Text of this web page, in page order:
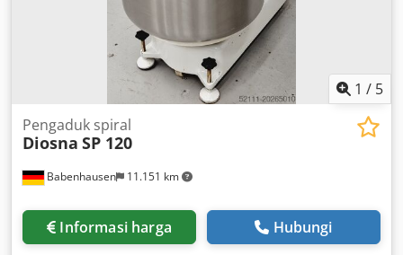
1 / 5
Babenhausen 11.151 km
Pengaduk spiral
Diosna SP 120
Informasi harga Hubungi